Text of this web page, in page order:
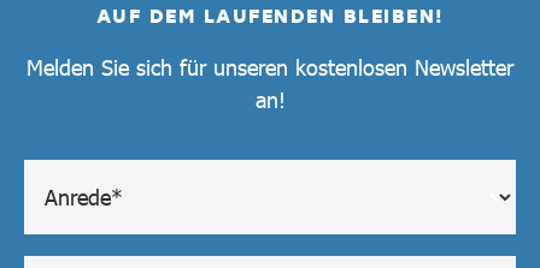
AUF DEM LAUFENDEN BLEIBEN!
Melden Sie sich für unseren kostenlosen Newsletter
an!